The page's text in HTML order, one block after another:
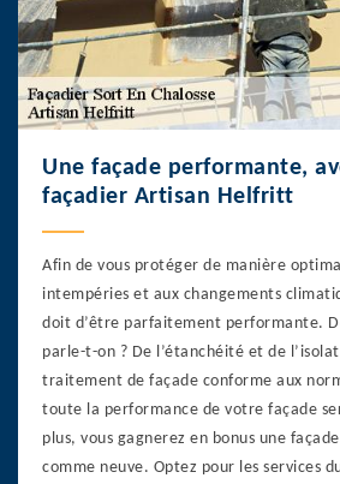
Une façade performante,
façadier Artisan Helfritt
Afin de vous protéger de manière
intempéries et aux changements
doit d’être parfaitement performante.
parle-t-on ? De l’étanchéité et de
traitement de façade conforme aux
toute la performance de votre façade
plus, vous gagnerez en bonus une
comme neuve. Optez pour les services